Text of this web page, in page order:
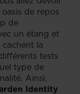
de repos
de
un étang et
la
tests
type de
Ainsi,
Identity